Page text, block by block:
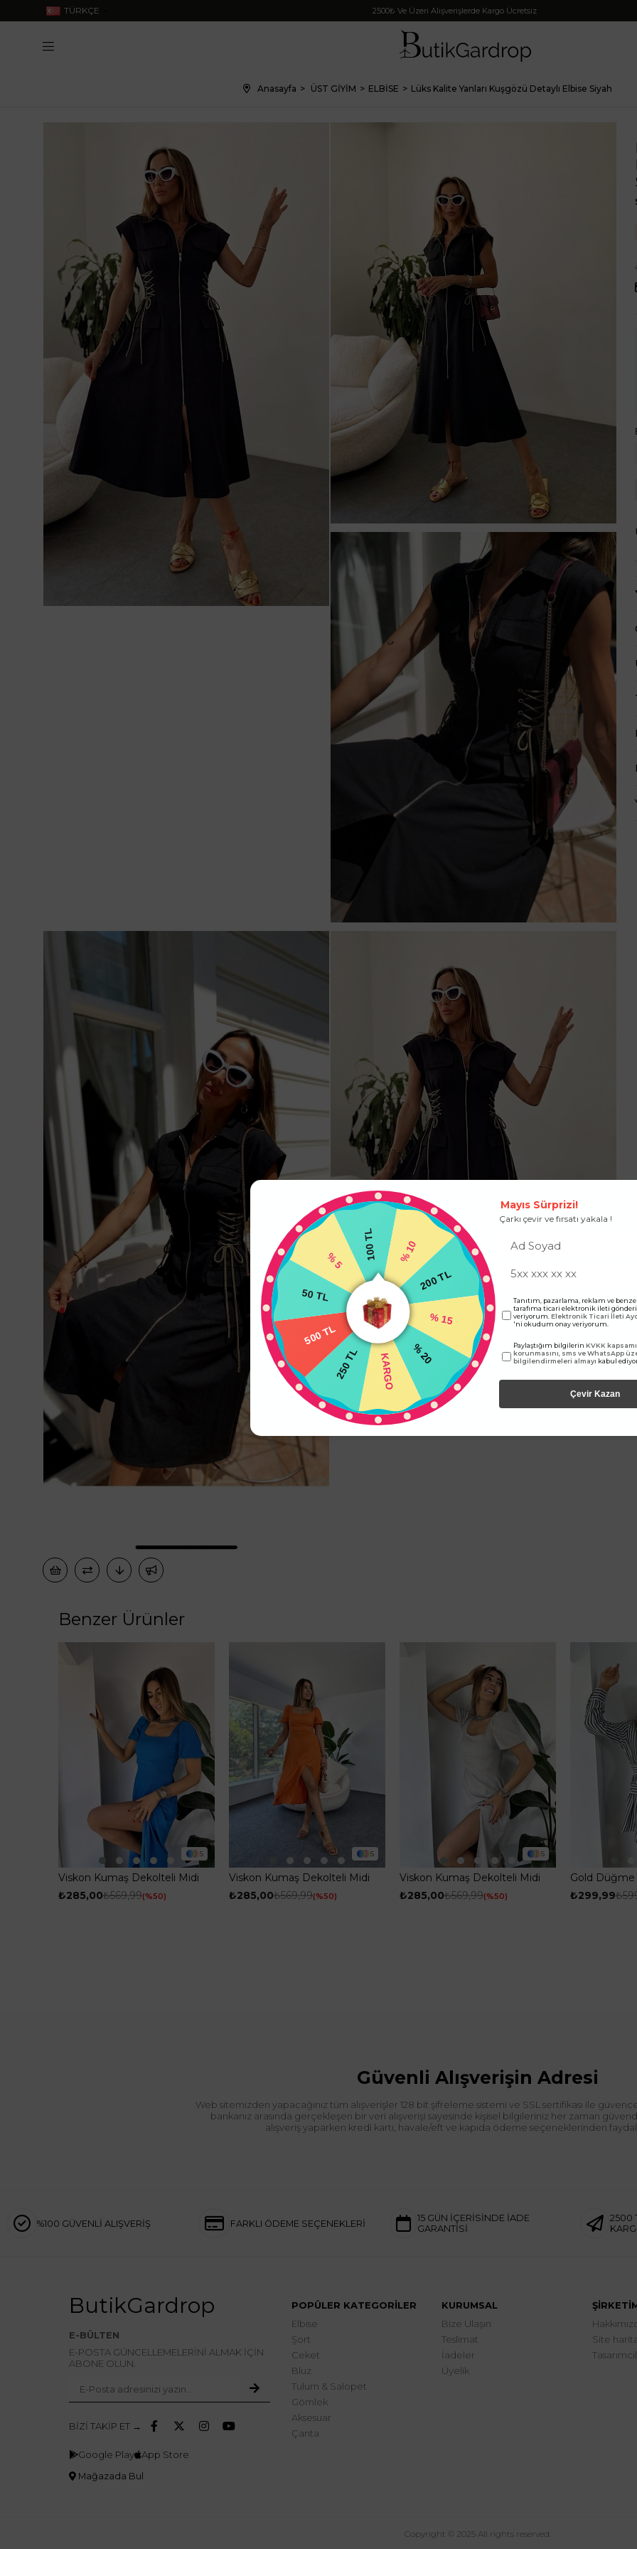
TÜRKÇE 2500₺ Ve Üzeri Alışverişlerde Kargo Ücretsiz
Anasayfa ÜST GİYİM ELBİSE Lüks Kalite Yanları Kuşgözü Detaylı Elbise Siyah
Benzer Ürünler
5
Viskon Kumaş Dekolteli Midi
Kadın Elbise Mavi
₺285,00₺569,99 %50
5
Viskon Kumaş Dekolteli Midi
Kadın Elbise Turuncu
₺285,00₺569,99 %50
5
Viskon Kumaş Dekolteli Midi
Kadın Elbise Gri
₺285,00₺569,99 %50
Gold
Gömlek
₺299,99
Güvenli Alışverişin Adresi
Web sitemizden yapacağınız tüm alışverişler 128 bit şifreleme sistemi ve SSL sertifikası ile
bankanız arasında gerçekleşen bir veri alışverişi sayesinde kişisel bilgileriniz her zaman
alışveriş yaparken kredi kartı, havale/eft ve kapıda ödeme seçeneklerinden
%100 GÜVENLİ ALIŞVERİŞ FARKLI ÖDEME SEÇENEKLERİ
15 GÜN İÇERİSİNDE İADE
GARANTİSİ
2500
ButikGardrop
E-BÜLTEN
E-POSTA GÜNCELLEMELERİNİ ALMAK İÇİN
ABONE OLUN.
BİZİ TAKİP ET →
Google Play App Store
Mağazada Bul
POPÜLER KATEGORİLER
Elbise
Şort
Ceket
Bluz
Tulum & Salopet
Gömlek
Aksesuar
Çanta
KURUMSAL
Bize Ulaşın
Teslimat
İadeler
Üyelik
Site
Copyright © 2025 All rights reserved.
100 TL % 10
200 TL
% 15
% 20
KARGO
250 TL
500 TL
50 TL
% 5
Mayıs Sürprizi!
Çarkı çevir ve fırsatı yakala !
Tanıtım, pazarlama, reklam ve
tarafıma ticari elektronik ileti
veriyorum. Elektronik Ticari İleti
'ni okudum onay veriyorum.
Paylaştığım bilgilerin KVKK
korunmasını, sms ve WhatsApp
bilgilendirmeleri almayı kabul
Çevir Kazan